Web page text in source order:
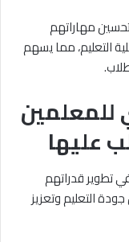
مهاراتهم
التعليم، مما يسهم
للمعلمين
عليها
تطوير قدراتهم
التعليم وتعزيز